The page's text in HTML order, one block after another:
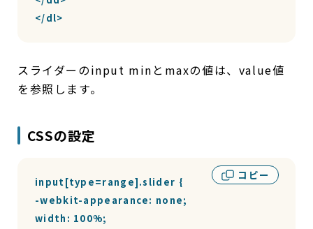
</dl>
スライダーのinput minとmaxの値は、value値
を参照します。
CSSの設定
コピー
input[type=range].slider {
-webkit-appearance: none;
width: 100%;